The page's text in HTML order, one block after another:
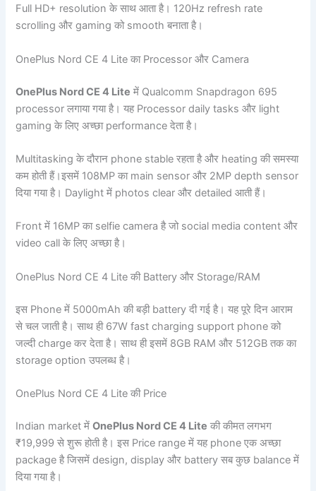
Full HD+ resolution के साथ आता है। 120Hz refresh rate
scrolling और gaming को smooth बनाता है।
OnePlus Nord CE 4 Lite का Processor और Camera
OnePlus Nord CE 4 Lite में Qualcomm Snapdragon 695
processor लगाया गया है। यह Processor daily tasks और light
gaming के लिए अच्छा performance देता है।
Multitasking के दौरान phone stable रहता है और heating की समस्या
कम होती हैं।इसमें 108MP का main sensor और 2MP depth sensor
दिया गया है। Daylight में photos clear और detailed आती हैं।
Front में 16MP का selfie camera है जो social media content और
video call के लिए अच्छा है।
OnePlus Nord CE 4 Lite की Battery और Storage/RAM
इस Phone में 5000mAh की बड़ी battery दी गई है। यह पूरे दिन आराम
से चल जाती है। साथ ही 67W fast charging support phone को
जल्दी charge कर देता है। साथ ही इसमें 8GB RAM और 512GB तक का
storage option उपलब्ध है।
OnePlus Nord CE 4 Lite की Price
Indian market मेंOnePlus Nord CE 4 Lite की कीमत लगभग
₹19,999 से शुरू होती है। इस Price range में यह phone एक अच्छा
package है जिसमें design, display और battery सब कुछ balance में
दिया गया है।